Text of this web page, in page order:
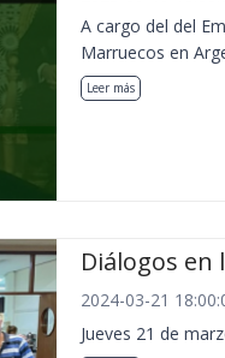
A cargo del del
Marruecos en
Leer más
Diálogos en
2024-03-21
Jueves 21 de